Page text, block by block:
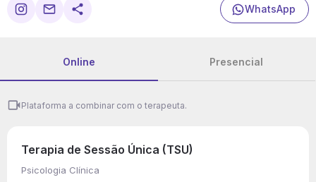
WhatsApp
Online Presencial
Plataforma a combinar com o terapeuta.
Terapia de Sessão Única (TSU)
Psicologia Clínica